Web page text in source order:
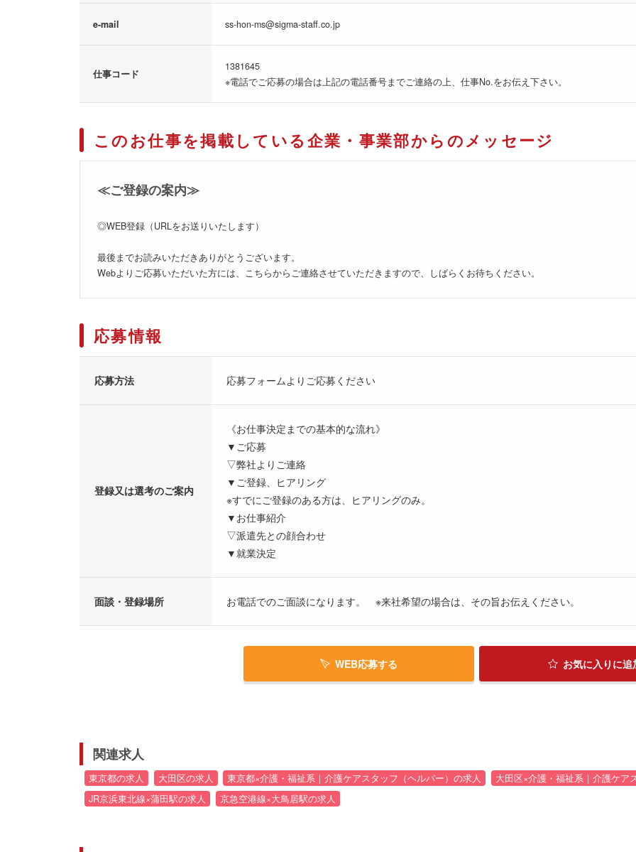
e-mail ss-hon-ms@sigma-staff.co.jp
仕事コード
1381645
※電話でご応募の場合は上記の電話番号までご連絡の上、仕事No.をお伝え下さい。
このお仕事を掲載している企業・事業部からのメッセージ
≪ご登録の案内≫
◎WEB登録（URLをお送りいたします）
最後までお読みいただきありがとうございます。
Webよりご応募いただいた方には、こちらからご連絡させていただきますので、しばらくお待ちください。
応募情報
応募方法 応募フォームよりご応募ください
登録又は選考のご案内
《お仕事決定までの基本的な流れ》
▼ご応募
▽弊社よりご連絡
▼ご登録、ヒアリング
※すでにご登録のある方は、ヒアリングのみ。
▼お仕事紹介
▽派遣先との顔合わせ
▼就業決定
面談・登録場所 お電話でのご面談になります。 ※来社希望の場合は、その旨お伝えください。
WEB応募する お気に入り に追
関連求人
東京都の求人 大田区の求人 東京都×介護・福祉系｜介護ケアスタッフ（ヘルパー）の求人
大田区×介護・福祉系｜介護ケア
JR京浜東北線×蒲田駅の求人
京急空港線×大鳥居駅の求人